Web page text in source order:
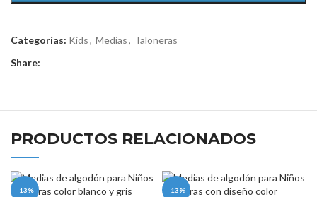
Categorías: Kids, Medias, Taloneras
Share:
PRODUCTOS RELACIONADOS
-13% -13%